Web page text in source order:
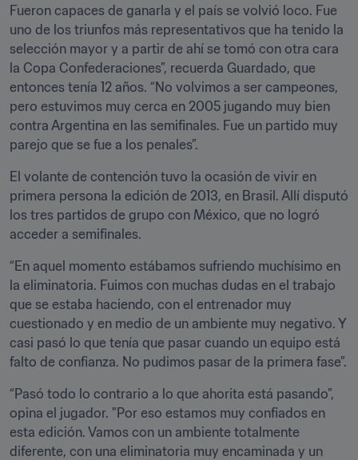
Fueron capaces de ganarla y el país se volvió loco. Fue
uno de los triunfos más representativos que ha tenido la
selección mayor y a partir de ahí se tomó con otra cara
la Copa Confederaciones”, recuerda Guardado, que
entonces tenía 12 años. “No volvimos a ser campeones,
pero estuvimos muy cerca en 2005 jugando muy bien
contra Argentina en las semifinales. Fue un partido muy
parejo que se fue a los penales”.
El volante de contención tuvo la ocasión de vivir en
primera persona la edición de 2013, en Brasil. Allí disputó
los tres partidos de grupo con México, que no logró
acceder a semifinales.
“En aquel momento estábamos sufriendo muchísimo en
la eliminatoria. Fuimos con muchas dudas en el trabajo
que se estaba haciendo, con el entrenador muy
cuestionado y en medio de un ambiente muy negativo. Y
casi pasó lo que tenía que pasar cuando un equipo está
falto de confianza. No pudimos pasar de la primera fase”.
“Pasó todo lo contrario a lo que ahorita está pasando”,
opina el jugador. "Por eso estamos muy confiados en
esta edición. Vamos con un ambiente totalmente
diferente, con una eliminatoria muy encaminada y un